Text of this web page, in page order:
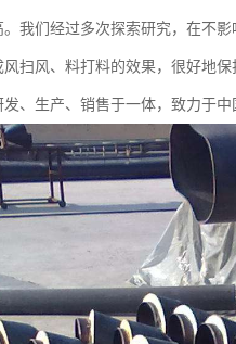
我们经过多次探索研究，在不
扫风、料打料的效果，很好地
、生产、销售于一体，致力于